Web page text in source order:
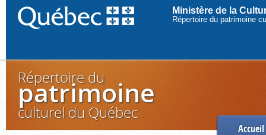
Ministère de la
Répertoire du patrimoine
Répertoire du
patrimoine
culturel du Québec
Accueil